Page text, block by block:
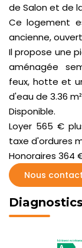
de Salon et de
Ce logement
ancienne,
Il propose une
aménagée
feux, hotte et
d'eau de 3.36
Disponible.
Loyer 565 €
taxe d'ordures
Honoraires 364
Nous